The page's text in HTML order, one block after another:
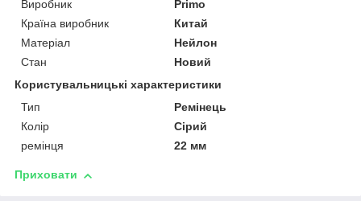
Виробник
Primo
Країна виробник
Китай
Матеріал
Нейлон
Стан
Новий
Користувальницькі характеристики
Тип
Ремінець
Колір
Сірий
ремінця
22 мм
Приховати